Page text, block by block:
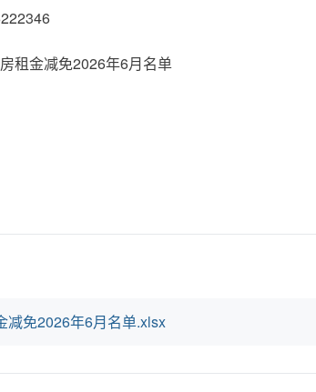
租金减免2026年6月名单
减免2026年6月名单.xlsx